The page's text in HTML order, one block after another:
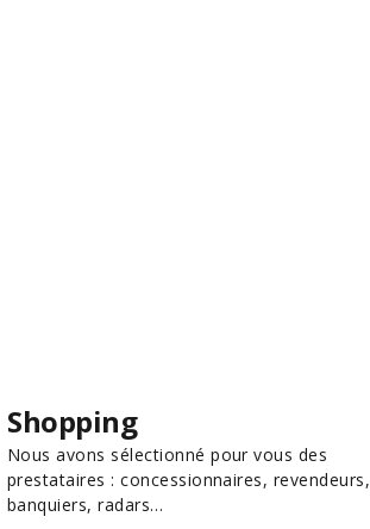
Shopping
Nous avons sélectionné pour vous des
prestataires : concessionnaires, revendeurs,
banquiers, radars…